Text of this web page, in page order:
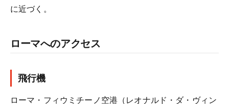
に近づく。
ローマへのアクセス
飛行機
ローマ・フィウミチーノ空港（レオナルド・ダ・ヴィン